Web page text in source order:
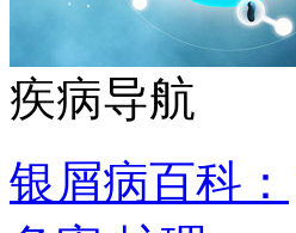
疾病导航
银屑病百科：